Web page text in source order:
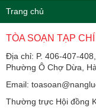
Trang chủ
TÒA SOẠN TẠP
Địa chỉ: P. 406-407-
Phường Ô Chợ Dừa,
Email:
Thường trực Hội đồng